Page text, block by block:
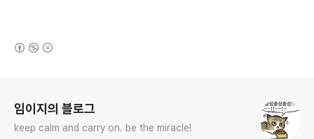
임이지의 블로그
keep calm and carry on. be the miracle!